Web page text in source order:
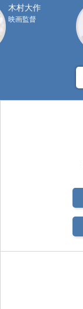
木村大作
映画監督